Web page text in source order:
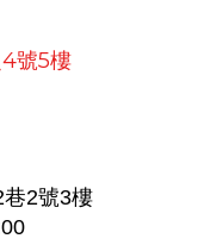
號5樓
2號3樓